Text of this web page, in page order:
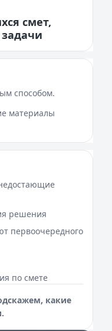
смет,
способом.
материалы
решения
первоочередного
по смете
какие